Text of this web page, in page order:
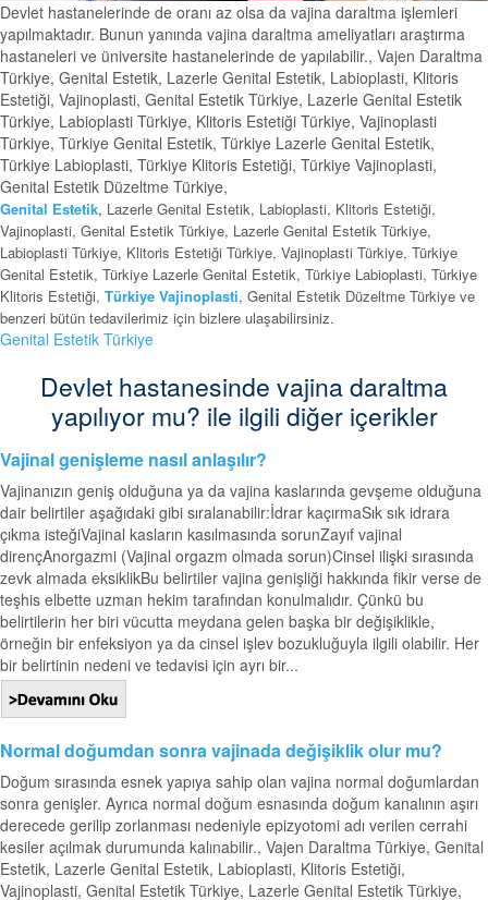
Devlet hastanelerinde de oranı az olsa da vajina daraltma işlemleri
yapılmaktadır. Bunun yanında vajina daraltma ameliyatları araştırma
hastaneleri ve üniversite hastanelerinde de yapılabilir., Vajen Daraltma
Türkiye, Genital Estetik, Lazerle Genital Estetik, Labioplasti, Klitoris
Estetiği, Vajinoplasti, Genital Estetik Türkiye, Lazerle Genital Estetik
Türkiye, Labioplasti Türkiye, Klitoris Estetiği Türkiye, Vajinoplasti
Türkiye, Türkiye Genital Estetik, Türkiye Lazerle Genital Estetik,
Türkiye Labioplasti, Türkiye Klitoris Estetiği, Türkiye Vajinoplasti,
Genital Estetik Düzeltme Türkiye,
Genital Estetik, Lazerle Genital Estetik, Labioplasti, Klitoris Estetiği,
Vajinoplasti, Genital Estetik Türkiye, Lazerle Genital Estetik Türkiye,
Labioplasti Türkiye, Klitoris Estetiği Türkiye, Vajinoplasti Türkiye, Türkiye
Genital Estetik, Türkiye Lazerle Genital Estetik, Türkiye Labioplasti, Türkiye
Klitoris Estetiği, Türkiye Vajinoplasti, Genital Estetik Düzeltme Türkiye ve
benzeri bütün tedavilerimiz için bizlere ulaşabilirsiniz.
Genital Estetik Türkiye
Devlet hastanesinde vajina daraltma
yapılıyor mu? ile ilgili diğer içerikler
Vajinal genişleme nasıl anlaşılır?
Vajinanızın geniş olduğuna ya da vajina kaslarında gevşeme olduğuna
dair belirtiler aşağıdaki gibi sıralanabilir:İdrar kaçırmaSık sık idrara
çıkma isteğiVajinal kasların kasılmasında sorunZayıf vajinal
dirençAnorgazmi (Vajinal orgazm olmada sorun)Cinsel ilişki sırasında
zevk almada eksiklikBu belirtiler vajina genişliği hakkında fikir verse de
teşhis elbette uzman hekim tarafından konulmalıdır. Çünkü bu
belirtilerin her biri vücutta meydana gelen başka bir değişiklikle,
örneğin bir enfeksiyon ya da cinsel işlev bozukluğuyla ilgili olabilir. Her
bir belirtinin nedeni ve tedavisi için ayrı bir...
Normal doğumdan sonra vajinada değişiklik olur mu?
Doğum sırasında esnek yapıya sahip olan vajina normal doğumlardan
sonra genişler. Ayrıca normal doğum esnasında doğum kanalının aşırı
derecede gerilip zorlanması nedeniyle epizyotomi adı verilen cerrahi
kesiler açılmak durumunda kalınabilir., Vajen Daraltma Türkiye, Genital
Estetik, Lazerle Genital Estetik, Labioplasti, Klitoris Estetiği,
Vajinoplasti, Genital Estetik Türkiye, Lazerle Genital Estetik Türkiye,